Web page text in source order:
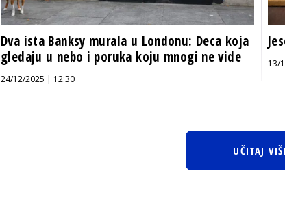
Dva ista Banksy murala u Londonu: Deca koja
gledaju u nebo i poruka koju mnogi ne vide
24/12/2025 | 12:30
13/
UČITAJ